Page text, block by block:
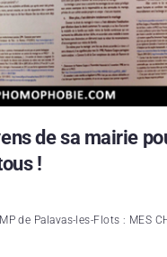
de sa mairie
!
de Palavas-les-Flots : MES